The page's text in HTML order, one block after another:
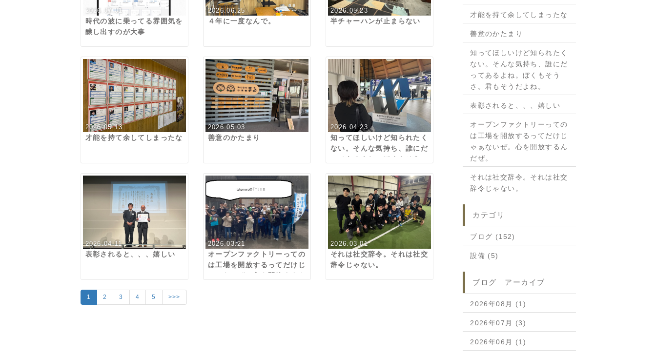
2026.07.01
時代の波に乗ってる雰囲気を
醸し出すのが大事
2026.06.25
４年に一度なんで。
2026.05.23
半チャーハンが止まらない
2026.05.13
才能を持て余してしまったな
2026.05.03
善意のかたまり
2026.04.23
知ってほしいけど知られたく
ない。そんな気持ち、誰にだ
ってあるよね。ぼくもそう
2026.04.11
表彰されると、、、嬉しい
2026.03.21
オープンファクトリーっての
は工場を開放するってだけじ
ゃぁないぜ。心を開放するん
2026.03.01
それは社交辞令。それは社交
辞令じゃない。
1 2 3 4 5 >>>
才能を持て余してしまったな
善意のかたまり
知ってほしいけど知られたく
ない。そんな気持ち、誰にだ
ってあるよね。ぼくもそう
さ。君もそうだよね。
表彰されると、、、嬉しい
オープンファクトリーっての
は工場を開放するってだけじ
ゃぁないぜ。心を開放するん
だぜ。
それは社交辞令。それは社交
辞令じゃない。
カテゴリ
ブログ (152)
設備 (5)
ブログ アーカイブ
2026年08月 (1)
2026年07月 (3)
2026年06月 (1)